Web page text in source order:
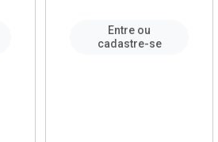
Entre ou
cadastre-se